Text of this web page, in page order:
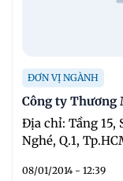
ĐƠN VỊ NGÀNH
Công ty Thương
Địa chỉ: Tầng 15,
08/01/2014 - 12:39